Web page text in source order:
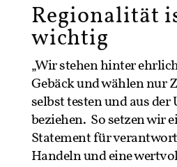
Regionalität
wichtig
„Wir stehen hinter
Gebäck und wählen nur
selbst testen und aus der
beziehen. So setzen wir
Statement für
Handeln und eine